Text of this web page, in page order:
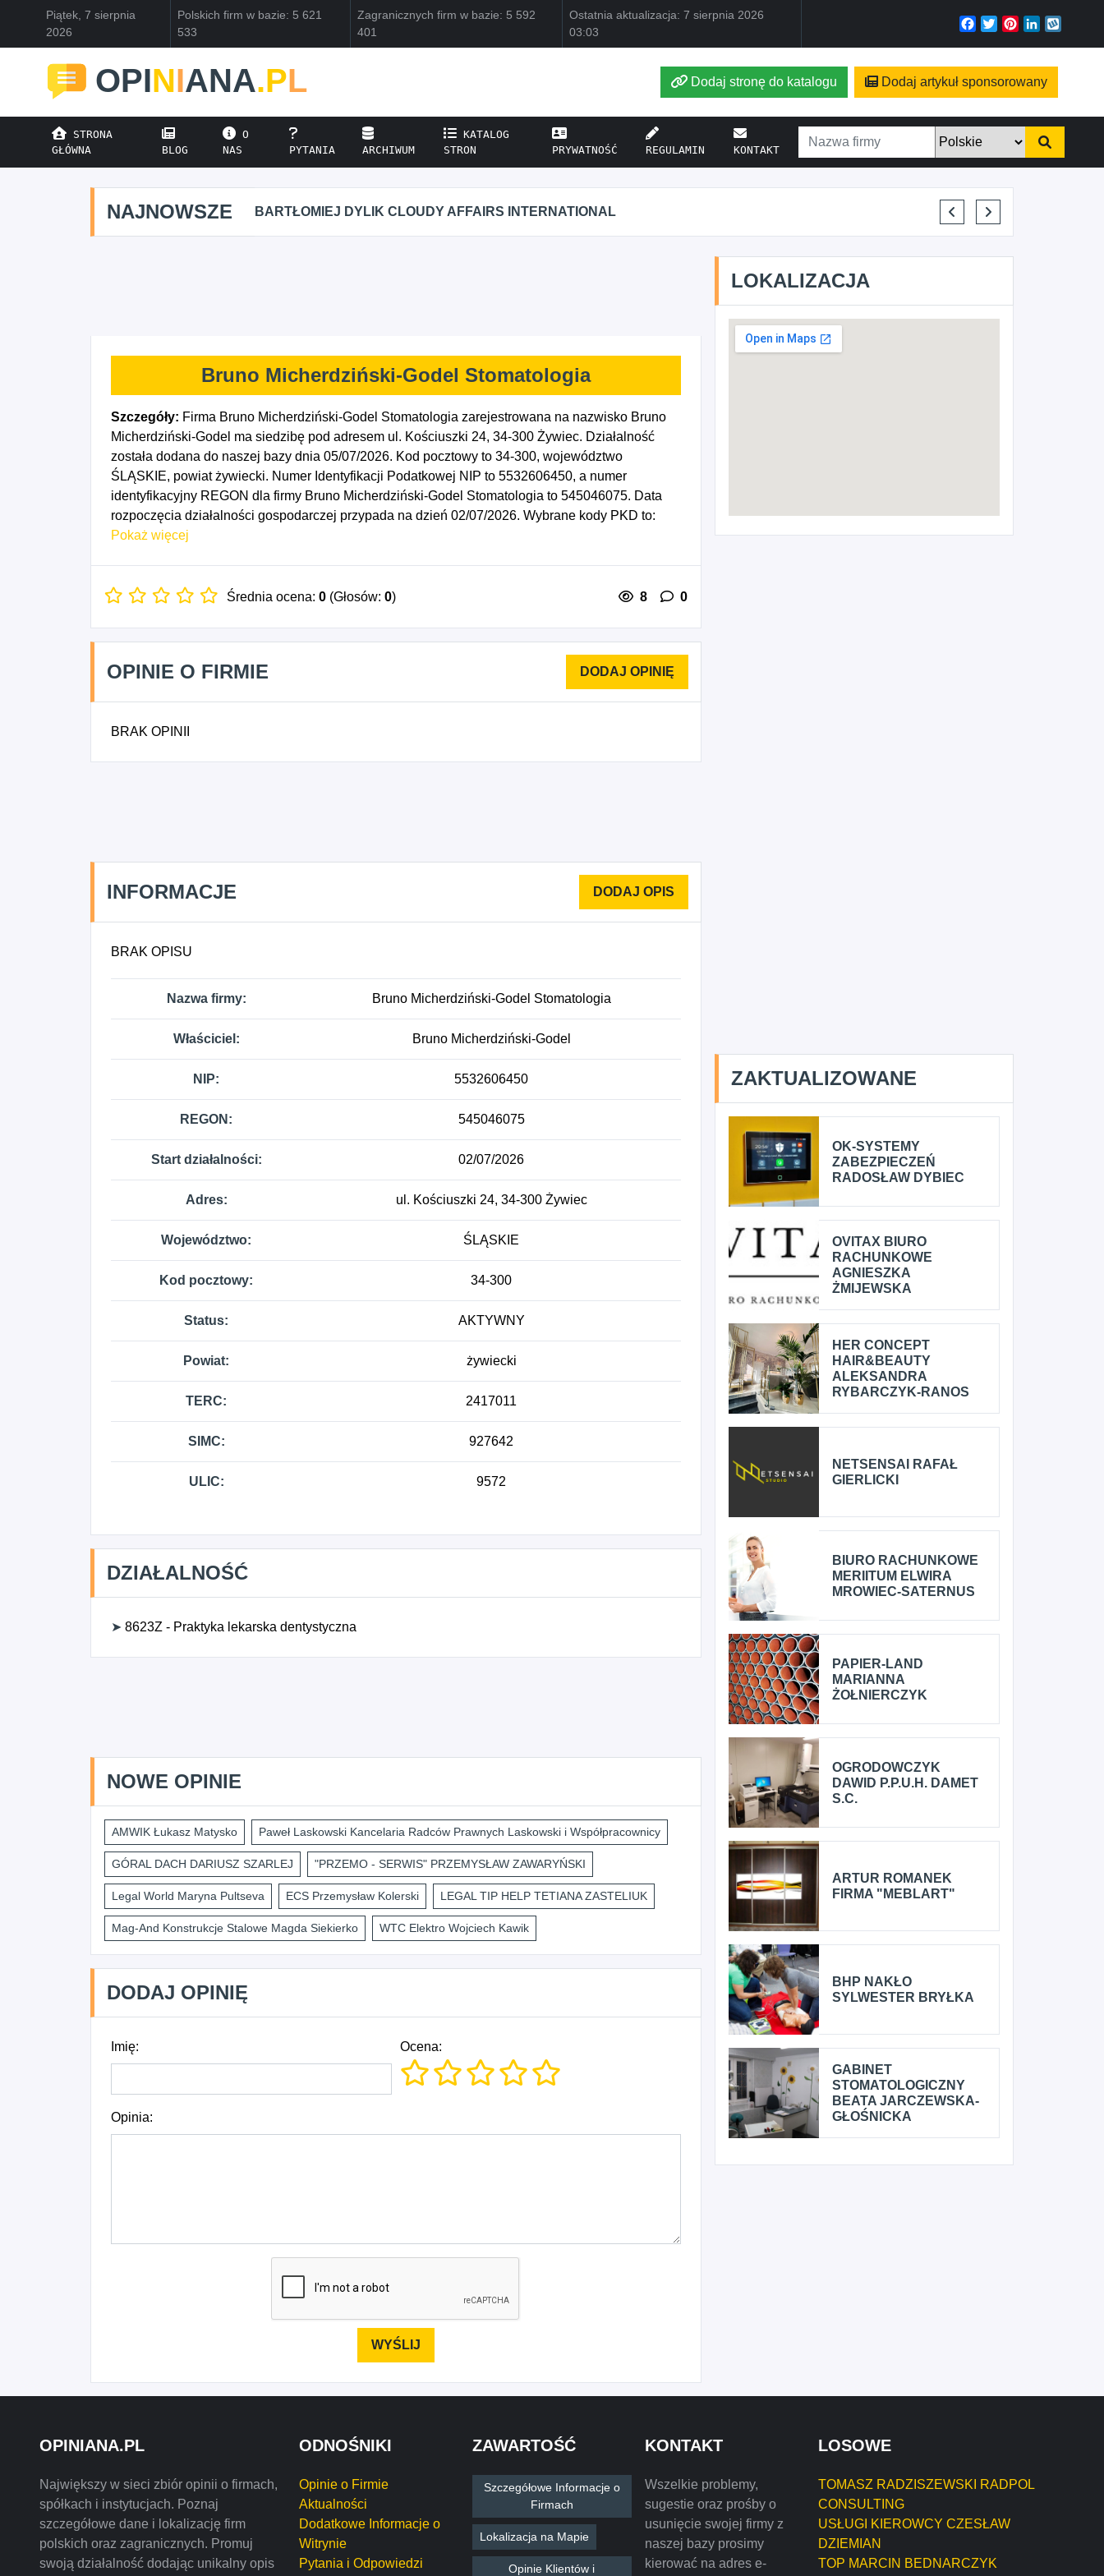
Piątek, 7 sierpnia
2026
Polskich firm w bazie: 5 621
533
Zagranicznych firm w bazie: 5 592
401
Ostatnia aktualizacja: 7 sierpnia 2026
03:03
Facebook
TwitterPinterest
LinkedIn
OPINIANA.PL Dodaj stronę do katalogu Dodaj artykuł sponsorowany
STRONA
GŁÓWNA
BLOG
O
NAS
PYTANIA ARCHIWUM
KATALOG
STRON
PRYWATNOŚĆ REGULAMIN KONTAKT
NAJNOWSZE BARTŁOMIEJ DYLIK CLOUDY AFFAIRS INTERNATIONAL KRYSTIAN PISULA
Bruno Micherdziński-Godel Stomatologia
Szczegóły: Firma Bruno Micherdziński-Godel Stomatologia zarejestrowana na nazwisko Bruno
Micherdziński-Godel ma siedzibę pod adresem ul. Kościuszki 24, 34-300 Żywiec. Działalność
została dodana do naszej bazy dnia 05/07/2026. Kod pocztowy to 34-300, województwo
ŚLĄSKIE, powiat żywiecki. Numer Identyfikacji Podatkowej NIP to 5532606450, a numer
identyfikacyjny REGON dla firmy Bruno Micherdziński-Godel Stomatologia to 545046075. Data
rozpoczęcia działalności gospodarczej przypada na dzień 02/07/2026. Wybrane kody PKD to:
8623Z - Praktyka lekarska dentystyczna.
Pokaż więcej
Średnia ocena: 0 (Głosów: 0) 8 0
OPINIE O FIRMIE
BRAK OPINII
INFORMACJE
BRAK OPISU
Nazwa firmy: Bruno Micherdziński-Godel Stomatologia
Właściciel: Bruno Micherdziński-Godel
NIP: 5532606450
REGON: 545046075
Start działalności: 02/07/2026
Adres: ul. Kościuszki 24, 34-300 Żywiec
Województwo: ŚLĄSKIE
Kod pocztowy: 34-300
Status: AKTYWNY
Powiat: żywiecki
TERC: 2417011
SIMC: 927642
ULIC: 9572
DZIAŁALNOŚĆ
➤ 8623Z - Praktyka lekarska dentystyczna
NOWE OPINIE
AMWIK Łukasz Matysko Paweł Laskowski Kancelaria Radców Prawnych Laskowski i Współpracownicy
GÓRAL DACH DARIUSZ SZARLEJ "PRZEMO - SERWIS" PRZEMYSŁAW ZAWARYŃSKI
Legal World Maryna Pultseva ECS Przemysław Kolerski LEGAL TIP HELP TETIANA ZASTELIUK
Mag-And Konstrukcje Stalowe Magda Siekierko WTC Elektro Wojciech Kawik
DODAJ OPINIĘ
Imię: Ocena:
Opinia:
LOKALIZACJA
ZAKTUALIZOWANE
OK-SYSTEMY
ZABEZPIECZEŃ
RADOSŁAW DYBIEC
OVITAX BIURO
RACHUNKOWE
AGNIESZKA
ŻMIJEWSKA
HER CONCEPT
HAIR&BEAUTY
ALEKSANDRA
RYBARCZYK-RANOS
NETSENSAI RAFAŁ
GIERLICKI
BIURO RACHUNKOWE
MERIITUM ELWIRA
MROWIEC-SATERNUS
PAPIER-LAND
MARIANNA
ŻOŁNIERCZYK
OGRODOWCZYK
DAWID P.P.U.H. DAMET
S.C.
ARTUR ROMANEK
FIRMA "MEBLART"
BHP NAKŁO
SYLWESTER BRYŁKA
GABINET
STOMATOLOGICZNY
BEATA JARCZEWSKA-
GŁOŚNICKA
OPINIANA.PL
Największy w sieci zbiór opinii o firmach,
spółkach i instytucjach. Poznaj
szczegółowe dane i lokalizację firm
polskich oraz zagranicznych. Promuj
swoją działalność dodając unikalny opis
ODNOŚNIKI
Opinie o Firmie
Aktualności
Dodatkowe Informacje o
Witrynie
Pytania i Odpowiedzi
ZAWARTOŚĆ
Szczegółowe Informacje o
Firmach
Lokalizacja na Mapie
Opinie Klientów i
KONTAKT
Wszelkie problemy,
sugestie oraz prośby o
usunięcie swojej firmy z
naszej bazy prosimy
kierować na adres e-
LOSOWE
TOMASZ RADZISZEWSKI RADPOL
CONSULTING
USŁUGI KIEROWCY CZESŁAW
DZIEMIAN
TOP MARCIN BEDNARCZYK